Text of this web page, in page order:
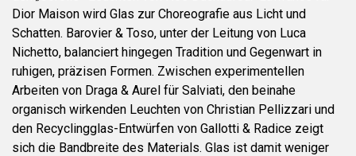
Dior Maison wird Glas zur Choreografie aus Licht und
Schatten. Barovier & Toso, unter der Leitung von Luca
Nichetto, balanciert hingegen Tradition und Gegenwart in
ruhigen, präzisen Formen. Zwischen experimentellen
Arbeiten von Draga & Aurel für Salviati, den beinahe
organisch wirkenden Leuchten von Christian Pellizzari und
den Recyclingglas-Entwürfen von Gallotti & Radice zeigt
sich die Bandbreite des Materials. Glas ist damit weniger